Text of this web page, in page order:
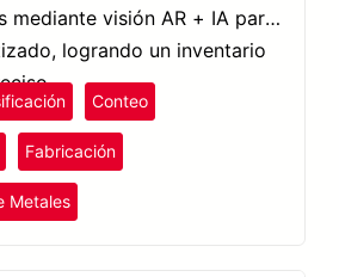
mediante visión AR + IA para
logrando un inventario
Conteo
Fabricación
Metales